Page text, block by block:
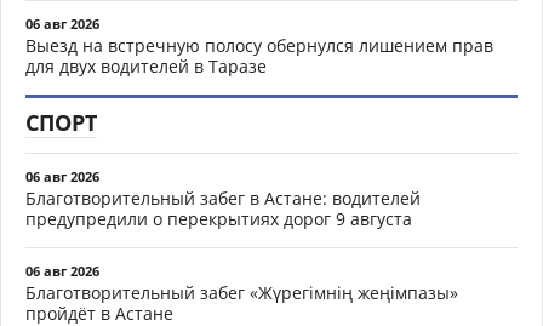
06 авг 2026
Выезд на встречную полосу обернулся лишением прав
для двух водителей в Таразе
СПОРТ
06 авг 2026
Благотворительный забег в Астане: водителей
предупредили о перекрытиях дорог 9 августа
06 авг 2026
Благотворительный забег «Жүрегімнің жеңімпазы»
пройдёт в Астане